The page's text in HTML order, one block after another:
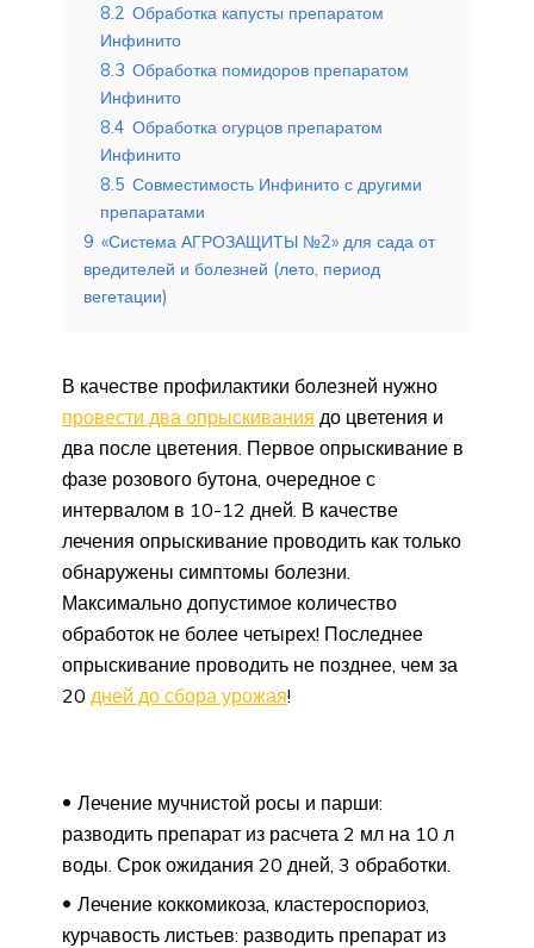
8.2 Обработка капусты препаратом
Инфинито
8.3 Обработка помидоров препаратом
Инфинито
8.4 Обработка огурцов препаратом
Инфинито
8.5 Совместимость Инфинито с другими
препаратами
9 «Система АГРОЗАЩИТЫ №2» для сада от
вредителей и болезней (лето, период
вегетации)
В качестве профилактики болезней нужно
провести два опрыскивания до цветения и
два после цветения. Первое опрыскивание в
фазе розового бутона, очередное с
интервалом в 10-12 дней. В качестве
лечения опрыскивание проводить как только
обнаружены симптомы болезни.
Максимально допустимое количество
обработок не более четырех! Последнее
опрыскивание проводить не позднее, чем за
20 дней до сбора урожая!
Лечение мучнистой росы и парши:
разводить препарат из расчета 2 мл на 10 л
воды. Срок ожидания 20 дней, 3 обработки.
Лечение коккомикоза, кластероспориоз,
курчавость листьев: разводить препарат из